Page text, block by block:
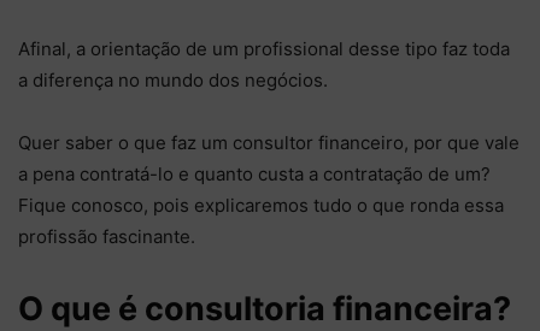
Afinal, a orientação de um profissional desse tipo faz toda
a diferença no mundo dos negócios.
Quer saber o que faz um consultor financeiro, por que vale
a pena contratá-lo e quanto custa a contratação de um?
Fique conosco, pois explicaremos tudo o que ronda essa
profissão fascinante.
O que é consultoria financeira?